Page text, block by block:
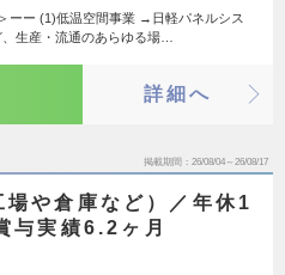
ーー (1)低温空間事業 →日軽パネルシス
生産・流通のあらゆる場…
詳細へ
掲載期間 26/08/04～26/08/17
場や倉庫など）／年休1
与実績6.2ヶ月